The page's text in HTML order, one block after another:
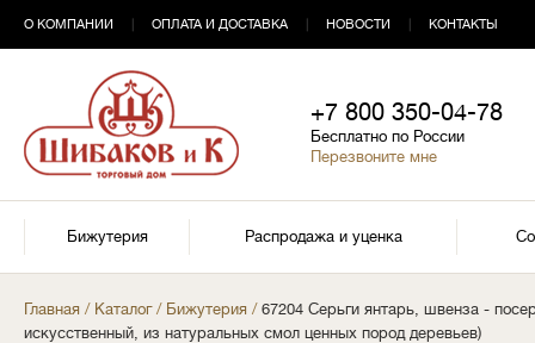
О КОМПАНИИ ОПЛАТА И ДОСТАВКА НОВОСТИ КОНТАКТЫ
+7 800 350-04-78
Бесплатно по России
Перезвоните мне
Бижутерия Распродажа и уценка
Главная / Каталог/ Бижутерия / 67204 Серьги янтарь, швенза -
искусственный, из натуральных смол ценных пород деревьев)